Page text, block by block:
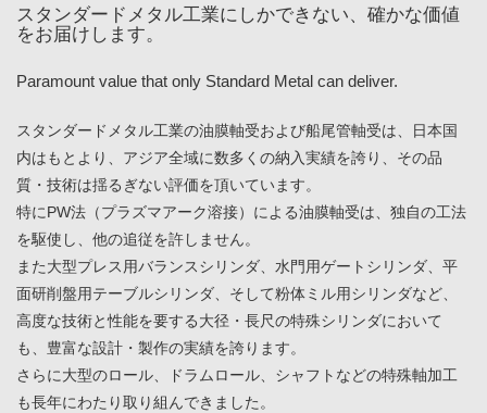
スタンダードメタル工業にしかできない、確かな価値
をお届けします。
Paramount value that only Standard Metal can deliver.
スタンダードメタル工業の油膜軸受および船尾管軸受は、日本国
内はもとより、アジア全域に数多くの納入実績を誇り、その品
質・技術は揺るぎない評価を頂いています。
特にPW法（プラズマアーク溶接）による油膜軸受は、独自の工法
を駆使し、他の追従を許しません。
また大型プレス用バランスシリンダ、水門用ゲートシリンダ、平
面研削盤用テーブルシリンダ、そして粉体ミル用シリンダなど、
高度な技術と性能を要する大径・長尺の特殊シリンダにおいて
も、豊富な設計・製作の実績を誇ります。
さらに大型のロール、ドラムロール、シャフトなどの特殊軸加工
も長年にわたり取り組んできました。